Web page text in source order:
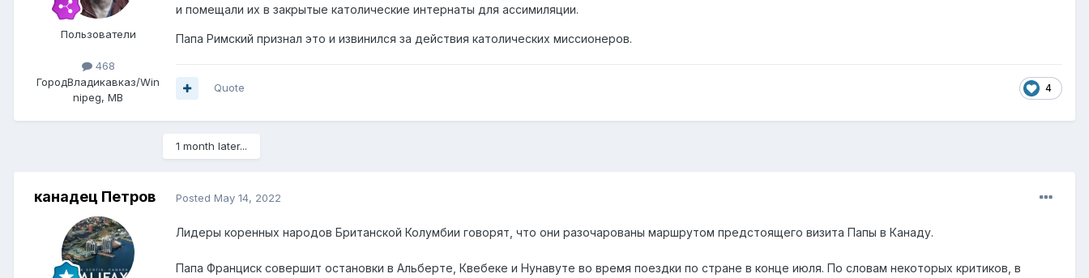
Пользователи
468
ГородВладикавказ/Win
nipeg, MB
и помещали их в закрытые католические интернаты для ассимиляции.
Папа Римский признал это и извинился за действия католических миссионеров.
4
Quote
1 month later...
канадец Петров Posted May 14, 2022
Лидеры коренных народов Британской Колумбии говорят, что они разочарованы маршрутом предстоящего визита Папы в Канаду.
Папа Франциск совершит остановки в Альберте, Квебеке и Нунавуте во время поездки по стране в конце июля. По словам некоторых критиков, в